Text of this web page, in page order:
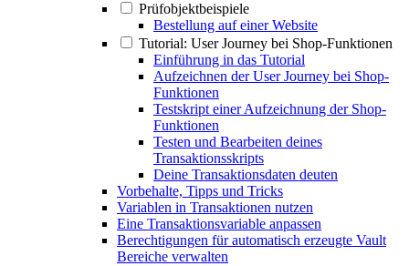
Prüfobjektbeispiele
Bestellung auf einer Website
Tutorial: User Journey bei Shop-Funktionen
Einführung in das Tutorial
Aufzeichnen der User Journey bei Shop-
Funktionen
Testskript einer Aufzeichnung der Shop-
Funktionen
Testen und Bearbeiten deines
Transaktionsskripts
Deine Transaktionsdaten deuten
Vorbehalte, Tipps und Tricks
Variablen in Transaktionen nutzen
Eine Transaktionsvariable anpassen
Berechtigungen für automatisch erzeugte Vault
Bereiche verwalten